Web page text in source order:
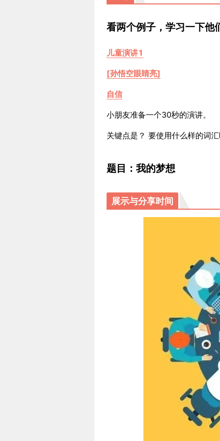
看两个例子，学习一下他
儿童演讲1
[孙悟空眼睛亮]
自信
小朋友准备一个30秒的演讲。
关键点是？ 要使用什么样的词
题目：我的梦想
展示与分享时间